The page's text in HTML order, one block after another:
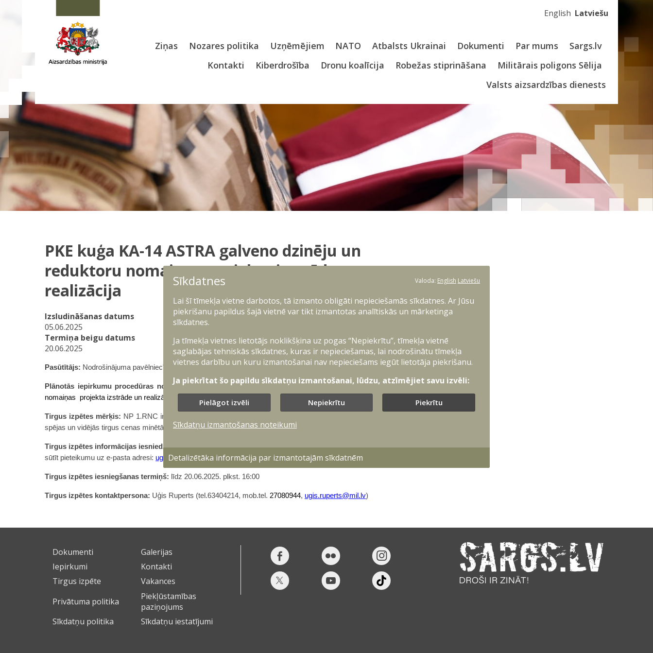
English Latviešu
Ziņas Nozares politika Uzņēmējiem NATO Atbalsts Ukrainai Dokumenti Par mums
Sargs.lv
Kontakti
Kiberdrošība Dronu koalīcija Robežas stiprināšana
Militārais poligons Sēlija
Valsts aizsardzības dienests
PKE kuģa KA-14 ASTRA galveno dzinēju un
reduktoru nomaiņas projekta izstrāde un
realizācija
Izsludināšanas datums
05.06.2025
Termiņa beigu datums
20.06.2025
Pasūtītājs: Nodrošinājuma pavēlniecības 1.Reģionālais nodrošinājuma centrs
Plānotās iepirkumu procedūras nosaukums
PKE kuģa KA-14 ASTRA galveno dzinēju un reduktoru
nomaiņas projekta izstrāde un realizācija
Tirgus izpētes mērķis: NP 1.RNC ir ieinteresēts pirms iepirkuma izsludināšanas noskaidrot komersantu
spējas un vidējās tirgus cenas minētā iepirkuma realizēšanai.
Tirgus izpētes informācijas iesniedzējam (uzņēmējam):Par piedalīšanos tirgus izpētes procesā lūdzam
sūtīt pieteikumu uz e-pasta adresi: ugis.ruperts@mil.lv)
Tirgus izpētes iesniegšanas termiņš: līdz 20.06.2025. plkst. 16:00
Tirgus izpētes kontaktpersona: Uģis Ruperts (tel.63404214, mob.tel. 27080944, ugis.ruperts@mil.lv)
Dokumenti
Galerijas
Iepirkumi
Kontakti
Tirgus izpēte
Vakances
Privātuma politika
Piekļūstamības
paziņojums
Sīkdatņu politika
Sīkdatņu iestatījumi
Sīkdatnes Valoda: English Latviešu
Lai šī tīmekļa vietne darbotos, tā izmanto obligāti nepieciešamās sīkdatnes. Ar Jūsu
piekrišanu papildus šajā vietnē var tikt izmantotas analītiskās un mārketinga
sīkdatnes.
Ja tīmekļa vietnes lietotājs noklikšķina uz pogas “Nepiekrītu”, tīmekļa vietnē
saglabājas tehniskās sīkdatnes, kuras ir nepieciešamas, lai nodrošinātu tīmekļa
vietnes darbību un kuru izmantošanai nav nepieciešams iegūt lietotāja piekrišanu.
Ja piekrītat šo papildu sīkdatņu izmantošanai, lūdzu, atzīmējiet savu izvēli:
Pielāgot izvēli Nepiekrītu Piekrītu
Sīkdatņu izmantošanas noteikumi
Detalizētāka informācija par izmantotajām sīkdatnēm